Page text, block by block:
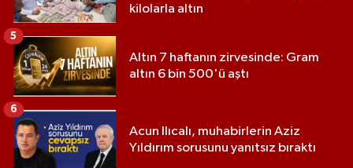
kilolarla altın
Altın 7 haftanın zirvesinde: Gram
altın 6 bin 500'ü aştı
5
Acun Ilıcalı, muhabirlerin Aziz
Yıldırım sorusunu yanıtsız bıraktı
6